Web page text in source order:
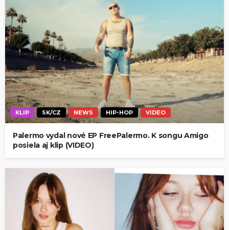
KLIP SK/CZ NEWS HIP-HOP VIDEO
Palermo vydal nové EP FreePalermo. K songu Amigo
posiela aj klip (VIDEO)